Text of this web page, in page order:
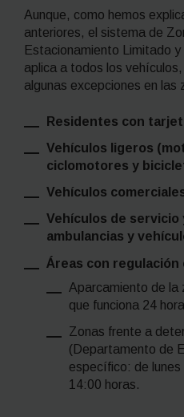
Aunque, como hemos
anteriores, el sistema de
Estacionamiento Limitado
aplica a todos los
algunas excepciones en las
Residentes con
Vehículos ligeros
ciclomotores y
Vehículos
Vehículos de servicio
ambulancias y
Áreas con regulación
Aparcamiento de la
que funciona 24
Zonas frente a
(Departamento de
específico: de
14:00 horas.